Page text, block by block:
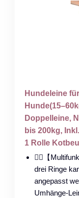
Hundeleine
Doppelleine,
bis 200kg,
1 Rolle
🐕‍🦺【
drei Ringe
angepasst
Umhänge-